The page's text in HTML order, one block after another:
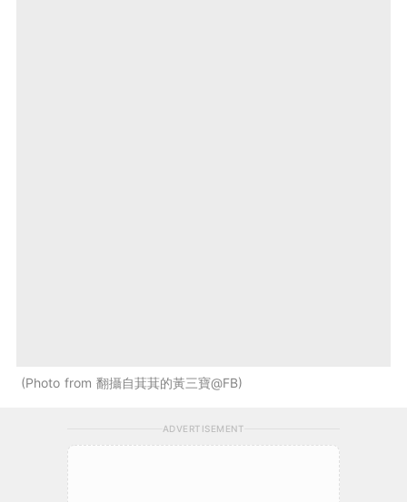
Photo from 翻攝自萁萁的黃三寶@FB
ADVERTISEMENT